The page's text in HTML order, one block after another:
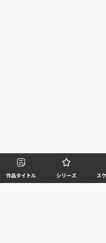
作品タイトル シリーズ ス